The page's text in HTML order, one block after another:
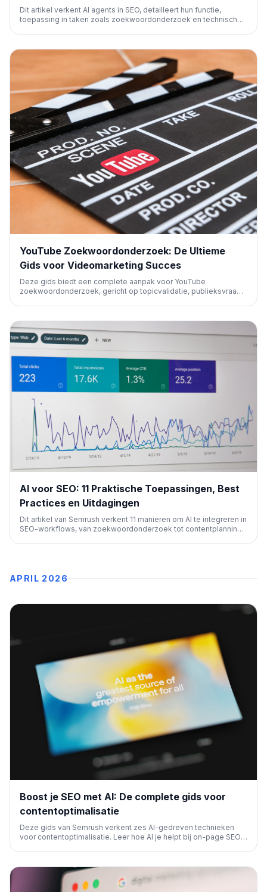
Dit artikel verkent AI agents in SEO, detailleert hun functie,
toepassing in taken zoals zoekwoordonderzoek en technische
en optimaliseren.
YouTube Zoekwoordonderzoek: De Ultieme
Gids voor Videomarketing Succes
Deze gids biedt een complete aanpak voor YouTube
zoekwoordonderzoek, gericht op topicvalidatie, publieksvraag
ontwikkelen voor maximale zichtbaarheid en engagement.
AI voor SEO: 11 Praktische Toepassingen, Best
Practices en Uitdagingen
Dit artikel van Semrush verkent 11 manieren om AI te integreren in
SEO-workflows, van zoekwoordonderzoek tot contentplanning.
APRIL 2026
Boost je SEO met AI: De complete gids voor
contentoptimalisatie
Deze gids van Semrush verkent zes AI-gedreven technieken
voor contentoptimalisatie. Leer hoe AI je helpt bij on-page SEO,
traditionele en AI-zoekresultaten.